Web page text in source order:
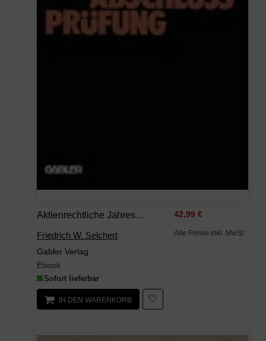
Aktienrechtliche Jahresabschlußprüfung
Friedrich W. Selchert
Gabler Verlag
Ebook
Sofort lieferbar
42,99 €
Alle Preise inkl. MwSt
IN DEN WARENKORB